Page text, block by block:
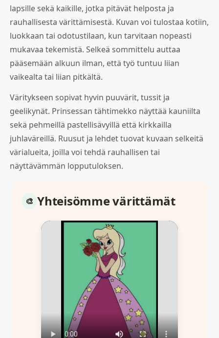
lapsille sekä kaikille, jotka pitävät helposta ja
rauhallisesta värittämisestä. Kuvan voi tulostaa kotiin,
luokkaan tai odotustilaan, kun tarvitaan nopeasti
mukavaa tekemistä. Selkeä sommittelu auttaa
pääsemään alkuun ilman, että työ tuntuu liian
vaikealta tai liian pitkältä.
Väritykseen sopivat hyvin puuvärit, tussit ja
geelikynät. Prinsessan tähtimekko näyttää kauniilta
sekä pehmeillä pastellisävyillä että kirkkailla
juhlaväreillä. Ruusut ja lehdet tuovat kuvaan selkeitä
värialueita, joilla voi tehdä rauhallisen tai
näyttävämmän lopputuloksen.
Yhteisömme värittämät